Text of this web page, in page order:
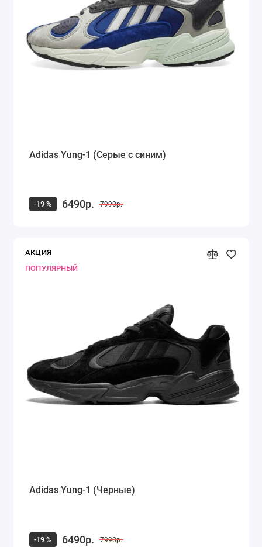
Adidas Yung-1 (Серые с синим)
-19 % 6490р. 7990р.
АКЦИЯ
ПОПУЛЯРНЫЙ
Adidas Yung-1 (Черные)
-19 % 6490р. 7990р.